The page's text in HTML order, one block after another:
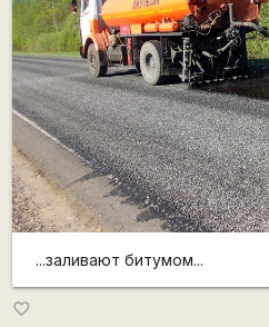
...заливают битумом...
favorite_border